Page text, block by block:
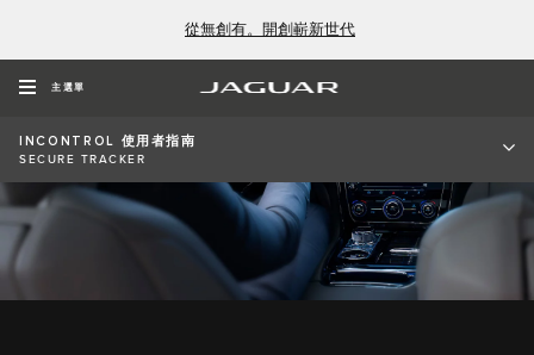
從無創有。開創嶄新世代
主選單
INCONTROL 使用者指南
SECURE TRACKER